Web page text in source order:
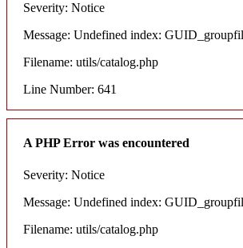
Severity: Notice
Message: Undefined index:
Filename: utils/catalog.php
Line Number: 641
A PHP Error was encountered
Severity: Notice
Message: Undefined index:
Filename: utils/catalog.php